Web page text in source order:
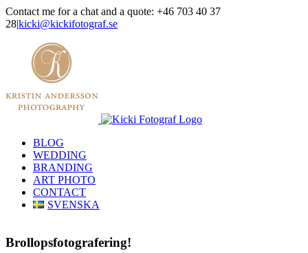
Skip
to
Contact me for a chat and a quote: +46 703 40 37
28|kicki@kickifotograf.se
BLOG
WEDDING
BRANDING
ART PHOTO
CONTACT
SVENSKA
Brollopsfotografering!